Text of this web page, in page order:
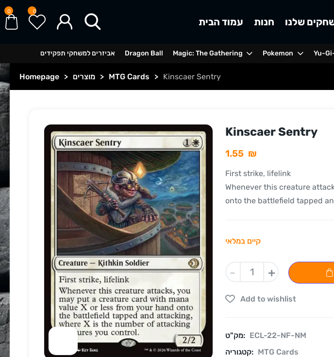
0 0
עמוד הבית חנות שלנו
אביזרים למשחקי תפקידים Dragon Ball Magic: The Gathering Pokemon Yu-
Homepage > מוצרים > MTG Cards > Kinscaer Sentry
Kinscaer Sentry
1.55 ₪
First strike, lifelink
Whenever this creature
onto the battlefield tapped
קיים במלאי
- +
Add to wishlist
מק"ט: ECL-22-NF-NM
קטגוריה: MTG Cards